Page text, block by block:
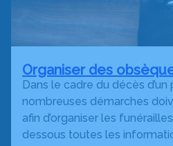
Organiser des
Dans le cadre du décès d’un
nombreuses démarches
afin d’organiser les
dessous toutes les